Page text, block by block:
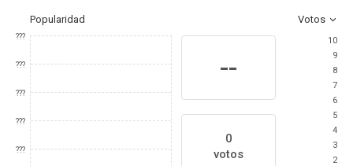
Popularidad Votos
???
???
???
???
???
--
0
votos
10
9
8
7
6
5
4
3
2